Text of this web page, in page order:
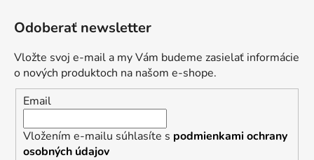
Odoberať newsletter
Vložte svoj e-mail a my Vám budeme zasielať informácie
o nových produktoch na našom e-shope.
Email
Vložením e-mailu súhlasíte s podmienkami ochrany
osobných údajov